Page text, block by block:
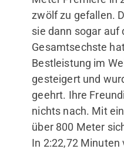
zwölf zu gefallen.
sie dann sogar auf
Gesamtsechste
Bestleistung im
gesteigert und
geehrt. Ihre
nichts nach. Mit
über 800 Meter
In 2:22,72
Service
Mitglied